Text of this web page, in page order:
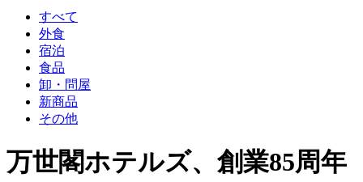
すべて
外食
宿泊
食品
卸・問屋
新商品
その他
万世閣ホテルズ、創業85周年